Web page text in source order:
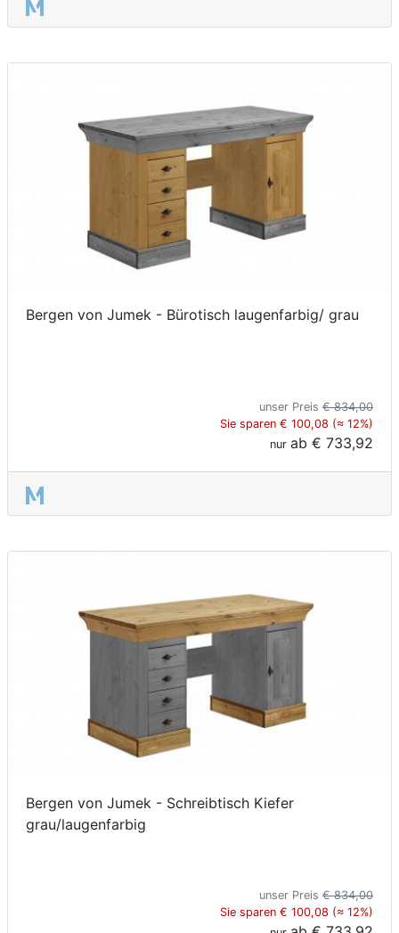
Bergen von Jumek - Bürotisch laugenfarbig/ grau
unser Preis € 834,00
Sie sparen € 100,08 (≈ 12%)
nur ab € 733,92
Bergen von Jumek - Schreibtisch Kiefer
grau/laugenfarbig
unser Preis € 834,00
Sie sparen € 100,08 (≈ 12%)